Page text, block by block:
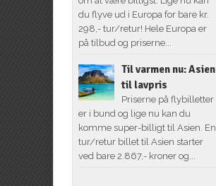
du flyve ud i Europa for bare kr.
298,- tur/retur! Hele Europa er
på tilbud og priserne...
Til varmen nu: Asien
til lavpris
Priserne på flybilletter
er i bund og lige nu kan du
komme super-billigt til Asien. En
tur/retur billet til Asien starter
ved bare 2.867,- kroner og...